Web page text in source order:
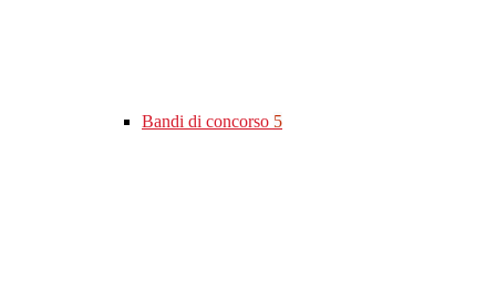
Bandi di concorso 5